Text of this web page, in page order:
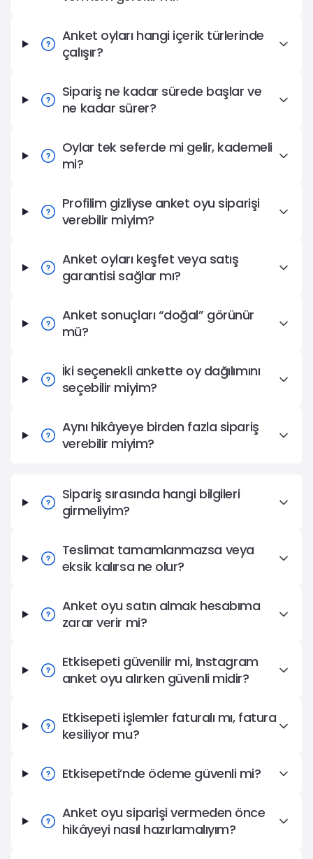
Anket oyları hangi içerik türlerinde
çalışır?
Sipariş ne kadar sürede başlar ve
ne kadar sürer?
Oylar tek seferde mi gelir, kademeli
mi?
Profilim gizliyse anket oyu siparişi
verebilir miyim?
Anket oyları keşfet veya satış
garantisi sağlar mı?
Anket sonuçları “doğal” görünür
mü?
İki seçenekli ankette oy dağılımını
seçebilir miyim?
Aynı hikâyeye birden fazla sipariş
verebilir miyim?
Sipariş sırasında hangi bilgileri
girmeliyim?
Teslimat tamamlanmazsa veya
eksik kalırsa ne olur?
Anket oyu satın almak hesabıma
zarar verir mi?
Etkisepeti güvenilir mi, Instagram
anket oyu alırken güvenli midir?
Etkisepeti işlemler faturalı mı, fatura
kesiliyor mu?
Etkisepeti’nde ödeme güvenli mi?
Anket oyu siparişi vermeden önce
hikâyeyi nasıl hazırlamalıyım?